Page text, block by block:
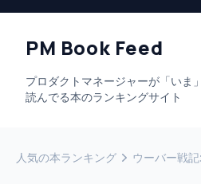
PM Book Feed
プロダクトマネージャーが「いま」
読んでる本のランキングサイト
人気の本ランキング